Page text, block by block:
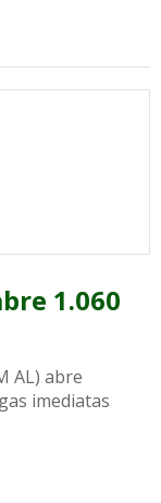
1.060
AL) abre
imediatas